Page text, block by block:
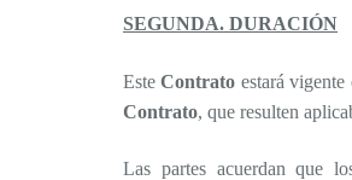
SEGUNDA. DURACIÓN
EsteContrato estará
Contrato, que resulten
Las partes acuerdan que